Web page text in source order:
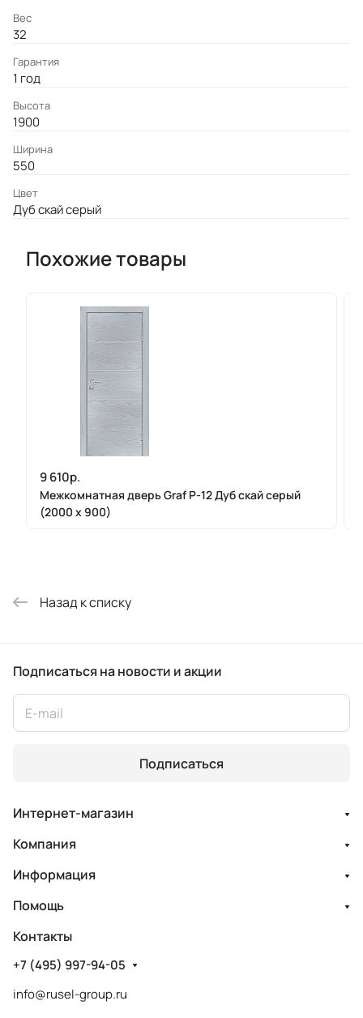
Вес
32
Гарантия
1 год
Высота
1900
Ширина
550
Цвет
Дуб скай серый
Похожие товары
9 610р.
Межкомнатная дверь Graf P-12 Дуб скай серый
(2000 х 900)
Назад к списку
Подписаться на новости и акции
Подписаться
Интернет-магазин
Компания
Информация
Помощь
Контакты
+7 (495) 997-94-05
info@rusel-group.ru